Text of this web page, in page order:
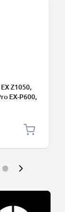
Z1050,
EX-P600,
e